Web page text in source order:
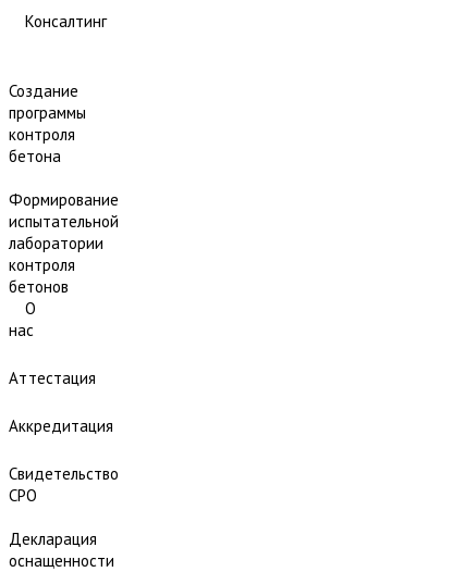
Консалтинг
Создание
программы
контроля
бетона
Формирование
испытательной
лаборатории
контроля
бетонов
О
нас
Аттестация
Аккредитация
Свидетельство
СРО
Декларация
оснащенности